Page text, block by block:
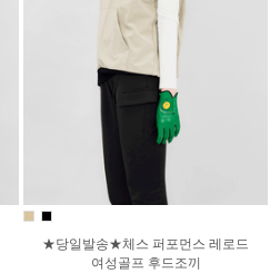
★당일발송★체스 퍼포먼스 레로드
여성골프 후드조끼